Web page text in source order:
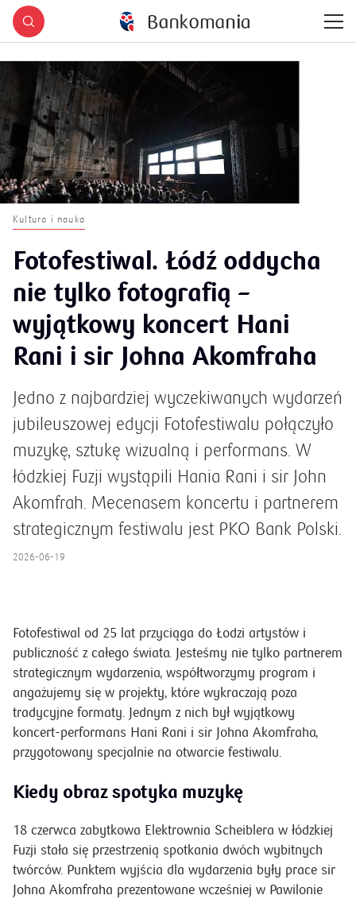
Kultura i nauka
Fotofestiwal. Łódź oddycha
nie tylko fotografią –
wyjątkowy koncert Hani
Rani i sir Johna Akomfraha
Jedno z najbardziej wyczekiwanych wydarzeń
jubileuszowej edycji Fotofestiwalu połączyło
muzykę, sztukę wizualną i performans. W
łódzkiej Fuzji wystąpili Hania Rani i sir John
Akomfrah. Mecenasem koncertu i partnerem
strategicznym festiwalu jest PKO Bank Polski.
2026-06-19
Fotofestiwal od 25 lat przyciąga do Łodzi artystów i
publiczność z całego świata. Jesteśmy nie tylko partnerem
strategicznym wydarzenia, współtworzymy program i
angażujemy się w projekty, które wykraczają poza
tradycyjne formaty. Jednym z nich był wyjątkowy
koncert-performans Hani Rani i sir Johna Akomfraha,
przygotowany specjalnie na otwarcie festiwalu.
Kiedy obraz spotyka muzykę
18 czerwca zabytkowa Elektrownia Scheiblera w łódzkiej
Fuzji stała się przestrzenią spotkania dwóch wybitnych
twórców. Punktem wyjścia dla wydarzenia były prace sir
Johna Akomfraha prezentowane wcześniej w Pawilonie